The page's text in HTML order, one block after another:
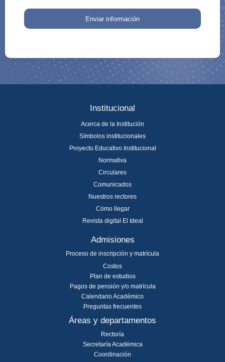
Enviar información
Institucional
Acerca de la Institución
Símbolos institucionales
Proyecto Educativo Institucional
Normativa
Circulares
Comunicados
Nuestros rectores
Cómo llegar
Revista digital El Ideal
Admisiones
Proceso de inscripción y matrícula
Costos
Plan de estudios
Pagos de pensión y/o matrícula
Calendario Académico
Preguntas frecuentes
Áreas y departamentos
Rectoría
Secretaría Académica
Coordinación